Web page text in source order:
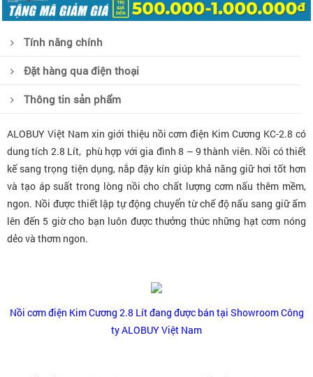
Tính năng chính
Đặt hàng qua điện thoại
Thông tin sản phẩm
ALOBUY Việt Nam xin giới thiệu nồi cơm điện Kim Cương KC-2.8 có
dung tích 2.8 Lít, phù hợp với gia đình 8 – 9 thành viên. Nồi có thiết
kế sang trọng tiện dụng, nắp đậy kín giúp khả năng giữ hơi tốt hơn
và tạo áp suất trong lòng nồi cho chất lượng cơm nấu thêm mềm,
ngon. Nồi được thiết lập tự động chuyển từ chế độ nấu sang giữ ấm
lên đến 5 giờ cho bạn luôn được thưởng thức những hạt cơm nóng
dẻo và thơm ngon.
Nồi cơm điện Kim Cương 2.8 Lít đang được bán tại Showroom Công
ty ALOBUY Việt Nam